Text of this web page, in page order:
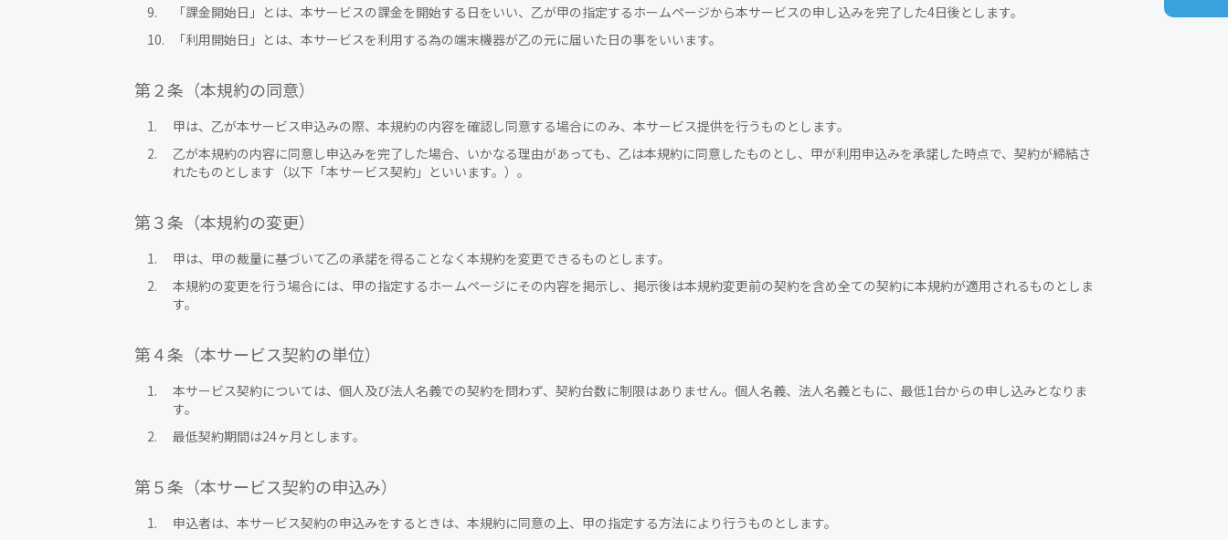
「課金開始日」とは、本サービスの課金を開始する日をいい、乙が甲の指定するホームページから本サービスの申し込みを完了した4日後とします。
「利用開始日」とは、本サービスを利用する為の端末機器が乙の元に届いた日の事をいいます。
第２条（本規約の同意）
甲は、乙が本サービス申込みの際、本規約の内容を確認し同意する場合にのみ、本サービス提供を行うものとします。
乙が本規約の内容に同意し申込みを完了した場合、いかなる理由があっても、乙は本規約に同意したものとし、甲が利用申込みを承諾した時点で、契約が締結さ
れたものとします（以下「本サービス契約」といいます。）。
第３条（本規約の変更）
甲は、甲の裁量に基づいて乙の承諾を得ることなく本規約を変更できるものとします。
本規約の変更を行う場合には、甲の指定するホームページにその内容を掲示し、掲示後は本規約変更前の契約を含め全ての契約に本規約が適用されるものとしま
す。
第４条（本サービス契約の単位）
本サービス契約については、個人及び法人名義での契約を問わず、契約台数に制限はありません。個人名義、法人名義ともに、最低1台からの申し込みとなりま
す。
最低契約期間は24ヶ月とします。
第５条（本サービス契約の申込み）
申込者は、本サービス契約の申込みをするときは、本規約に同意の上、甲の指定する方法により行うものとします。